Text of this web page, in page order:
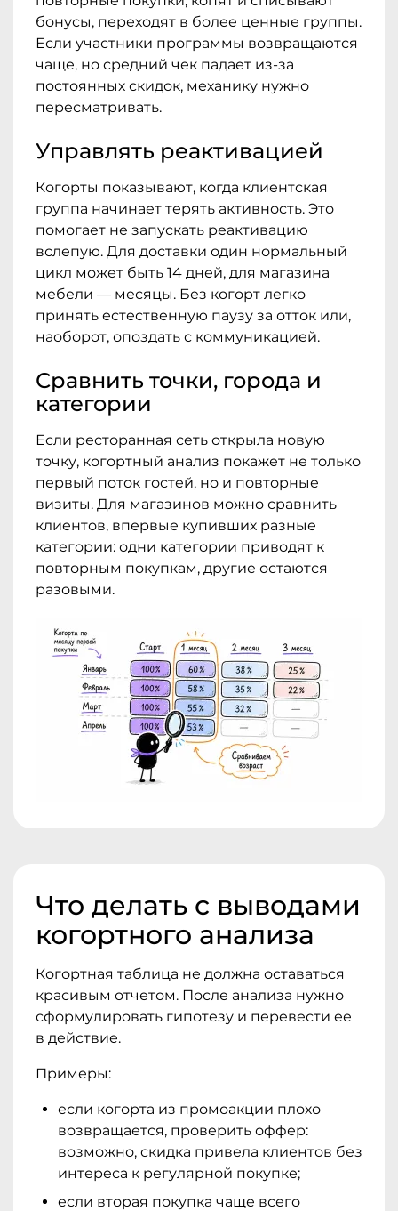
бонусы, переходят в более ценные группы.
Если участники программы возвращаются
чаще, но средний чек падает из-за
постоянных скидок, механику нужно
пересматривать.
Управлять реактивацией
Когорты показывают, когда клиентская
группа начинает терять активность. Это
помогает не запускать реактивацию
вслепую. Для доставки один нормальный
цикл может быть 14 дней, для магазина
мебели — месяцы. Без когорт легко
принять естественную паузу за отток или,
наоборот, опоздать с коммуникацией.
Сравнить точки, города и
категории
Если ресторанная сеть открыла новую
точку, когортный анализ покажет не только
первый поток гостей, но и повторные
визиты. Для магазинов можно сравнить
клиентов, впервые купивших разные
категории: одни категории приводят к
повторным покупкам, другие остаются
разовыми.
Что делать с выводами
когортного анализа
Когортная таблица не должна оставаться
красивым отчетом. После анализа нужно
сформулировать гипотезу и перевести ее
в действие.
Примеры:
если когорта из промоакции плохо
возвращается, проверить оффер:
возможно, скидка привела клиентов без
интереса к регулярной покупке;
если вторая покупка чаще всего